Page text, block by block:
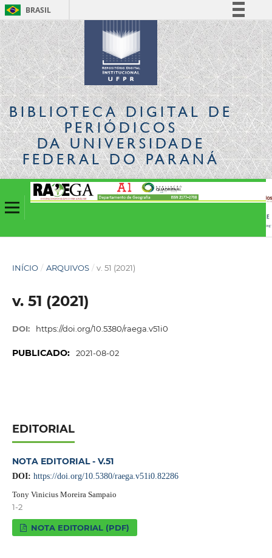
BRASIL
Simplifique!
Comunica BR
Participe
Acesso à informação
Legislação
Canais
BIBLIOTECA DIGITALDE
PERIÓDICOS
DA UNIVERSIDADE
FEDERAL DO PARANÁ
INÍCIO / ARQUIVOS / v. 51 (2021)
v. 51 (2021)
DOI: https://doi.org/10.5380/raega.v51i0
PUBLICADO: 2021-08-02
EDITORIAL
NOTA EDITORIAL - V.51
DOI: https://doi.org/10.5380/raega.v51i0.82286
Tony Vinicius Moreira Sampaio
1-2
NOTA EDITORIAL (PDF)